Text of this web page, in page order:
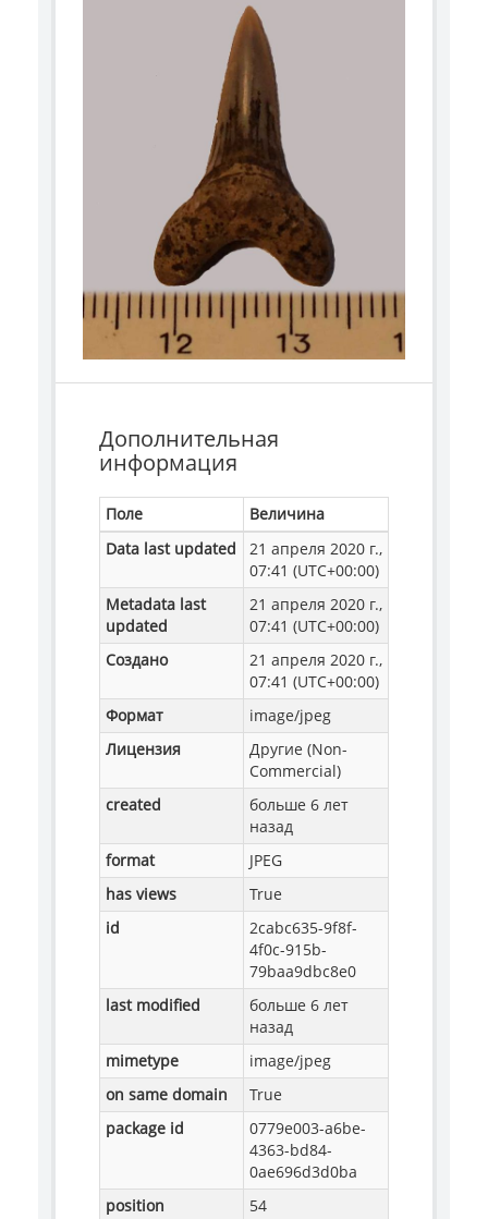
Дополнительная
информация
Поле
Величина
Data last updated
21 апреля 2020 г.,
07:41 (UTC+00:00)
Metadata last
updated
21 апреля 2020 г.,
07:41 (UTC+00:00)
Создано
21 апреля 2020 г.,
07:41 (UTC+00:00)
Формат
image/jpeg
Лицензия
Другие (Non-
Commercial)
created
больше 6 лет
назад
format
JPEG
has views
True
id
2cabc635-9f8f-
4f0c-915b-
79baa9dbc8e0
last modified
больше 6 лет
назад
mimetype
image/jpeg
on same domain
True
package id
0779e003-a6be-
4363-bd84-
0ae696d3d0ba
position
54